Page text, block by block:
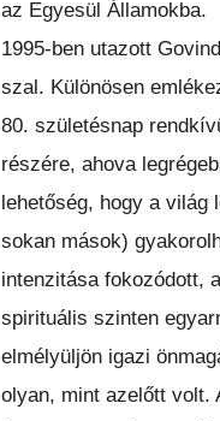
az Egyesül Államokba.
1995-ben utazott
szal. Különösen
80. születésnap
részére, ahova
lehetőség, hogy a világ
sokan mások)
intenzitása fokozódott,
spirituális szinten
elmélyüljön igazi
olyan, mint azelőtt volt.